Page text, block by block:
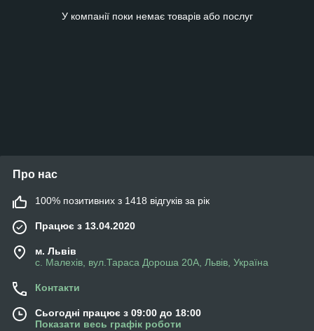
У компанії поки немає товарів або послуг
Про нас
100% позитивних з 1418 відгуків за рік
Працює з 13.04.2020
м. Львів
с. Малехів, вул.Тараса Дороша 20А, Львів, Україна
Контакти
Сьогодні працює з 09:00 до 18:00
Показати весь графік роботи